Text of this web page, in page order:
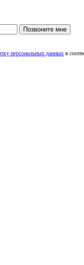
Позвоните мне
персональных данныхв